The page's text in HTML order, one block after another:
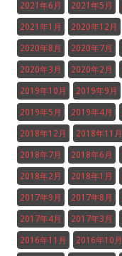
2021年6月 2021年5月
2021年1月 2020年12月
2020年8月 2020年7月
2020年3月 2020年2月
2019年10月 2019年9月
2019年5月 2019年4月
2018年12月 2018年11月
2018年7月 2018年6月
2018年2月 2018年1月
2017年9月 2017年8月
2017年4月 2017年3月
2016年11月 2016年10月